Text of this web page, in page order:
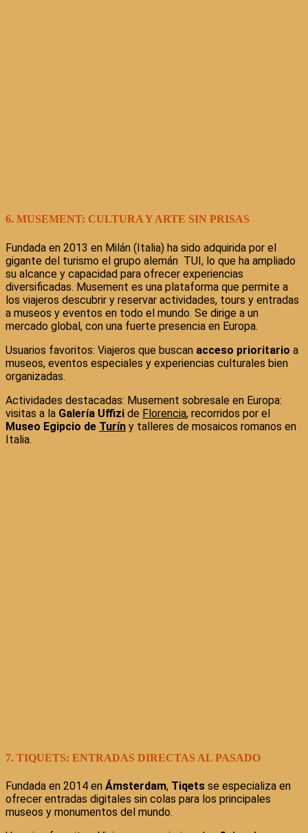
6. MUSEMENT: CULTURA Y ARTE SIN PRISAS
Fundada en 2013 en Milán (Italia) ha sido adquirida por el
gigante del turismo el grupo alemán TUI, lo que ha ampliado
su alcance y capacidad para ofrecer experiencias
diversificadas. Musement es una plataforma que permite a
los viajeros descubrir y reservar actividades, tours y entradas
a museos y eventos en todo el mundo. Se dirige a un
mercado global, con una fuerte presencia en Europa.
Usuarios favoritos: Viajeros que buscan acceso prioritario a
museos, eventos especiales y experiencias culturales bien
organizadas.
Actividades destacadas: Musement sobresale en Europa:
visitas a la Galería Uffizi de Florencia, recorridos por el
Museo Egipcio de Turín y talleres de mosaicos romanos en
Italia.
7. TIQUETS: ENTRADAS DIRECTAS AL PASADO
Fundada en 2014 en Ámsterdam, Tiqets se especializa en
ofrecer entradas digitales sin colas para los principales
museos y monumentos del mundo.